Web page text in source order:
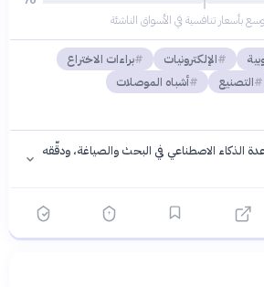
بأسعار تنافسية في الأسواق الناشئة
الإلكترونيات
براءات الاختراع
التصنيع
أشباه الموصلات
الذكاء الاصطناعي في البحث والصياغة، ودقّقه
الاصطناعي